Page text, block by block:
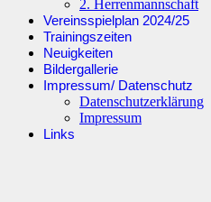
2. Herrenmannschaft
Vereinsspielplan 2024/25
Trainingszeiten
Neuigkeiten
Bildergallerie
Impressum/ Datenschutz
Datenschutzerklärung
Impressum
Links